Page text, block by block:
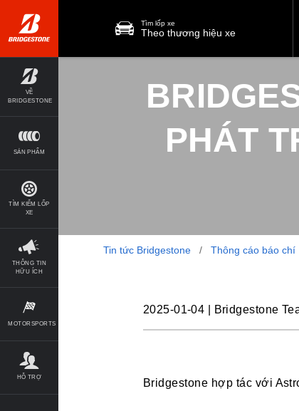
VỀ
BRIDGESTONE
SẢN PHẨM
TÌM KIẾM LỐP
XE
THÔNG TIN
HỮU ÍCH
MOTORSPORTS
HỖ TRỢ
Tìm lốp xe
Theo thương hiệu xe
PHÁT
Tin tức Bridgestone / Thông cáo báo chí
2025-01-04 Bridgestone
Bridgestone hợp tác với